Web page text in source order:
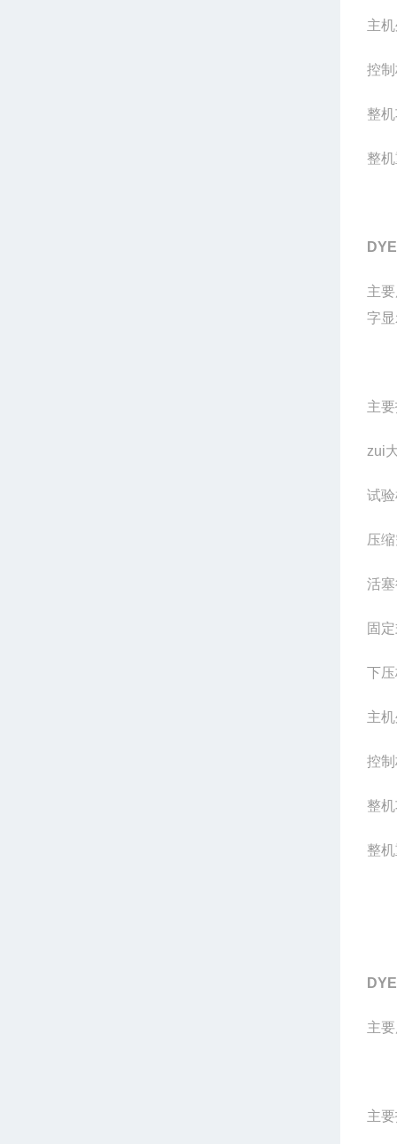
主
控
整
整
主
字
主
zui
试
压
活
固
下
主
控
整
整
主
主